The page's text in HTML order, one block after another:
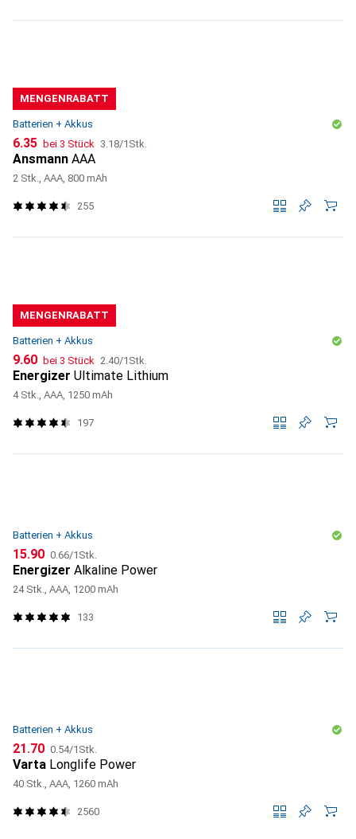
MENGENRABATT
Batterien + Akkus
CHF
6.35 bei 3 Stück CHF
3.18/1Stk.
Ansmann AAA
2 Stk., AAA, 800 mAh
255
MENGENRABATT
Batterien + Akkus
CHF
9.60 bei 3 Stück CHF
2.40/1Stk.
Energizer Ultimate Lithium
4 Stk., AAA, 1250 mAh
197
Batterien + Akkus
CHF
15.90 CHF
0.66/1Stk.
Energizer Alkaline Power
24 Stk., AAA, 1200 mAh
133
Batterien + Akkus
CHF
21.70 CHF
0.54/1Stk.
Varta Longlife Power
40 Stk., AAA, 1260 mAh
2560